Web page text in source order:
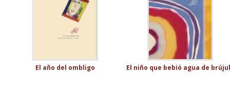
El año del ombligo El niño que bebió agua de